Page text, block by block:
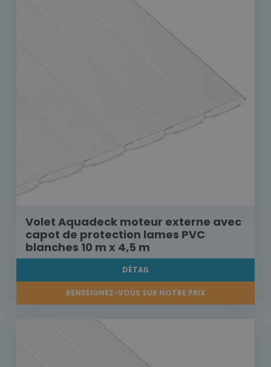
Volet Aquadeck moteur externe avec
capot de protection lames PVC
blanches 10 m x 4,5 m
DÉTAIL
RENSEIGNEZ-VOUS SUR NOTRE PRIX